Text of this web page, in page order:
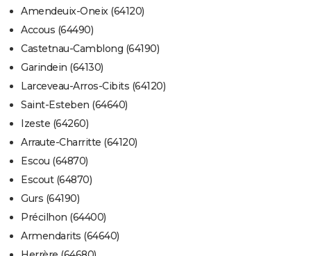
Amendeuix-Oneix (64120)
Accous (64490)
Castetnau-Camblong (64190)
Garindein (64130)
Larceveau-Arros-Cibits (64120)
Saint-Esteben (64640)
Izeste (64260)
Arraute-Charritte (64120)
Escou (64870)
Escout (64870)
Gurs (64190)
Précilhon (64400)
Armendarits (64640)